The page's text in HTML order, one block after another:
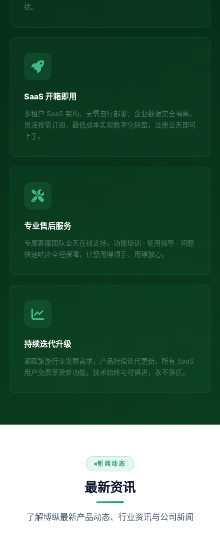
扰。
SaaS 开箱即用
多租户 SaaS 架构，无需自行部署；企业数据完全隔离，
灵活按需订阅，最低成本实现数字化转型，注册当天即可
上手。
专业售后服务
专属客服团队全天在线支持，功能培训 · 使用指导 · 问题
快速响应全程保障，让您用得顺手、用得放心。
持续迭代升级
紧跟旅游行业发展需求，产品持续迭代更新，所有 SaaS
用户免费享受新功能，技术始终与时俱进，永不落伍。
新闻动态
最新资讯
了解博纵最新产品动态、行业资讯与公司新闻